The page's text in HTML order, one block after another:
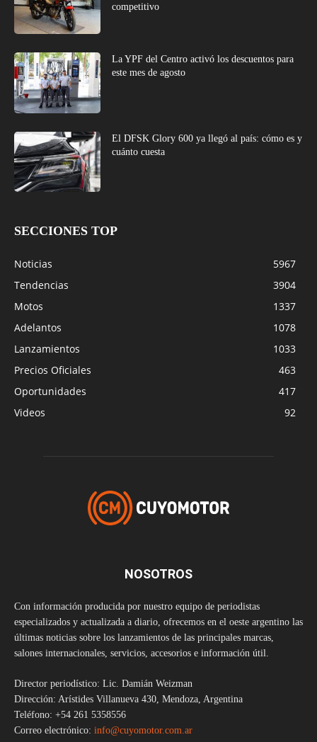
competitivo
La YPF del Centro activó los descuentos para
este mes de agosto
El DFSK Glory 600 ya llegó al país: cómo es y
cuánto cuesta
SECCIONES TOP
Noticias
5967
Tendencias
3904
Motos
1337
Adelantos
1078
Lanzamientos
1033
Precios Oficiales
463
Oportunidades
417
Videos
92
NOSOTROS
Con información producida por nuestro equipo de periodistas
especializados y actualizada a diario, ofrecemos en el oeste argentino las
últimas noticias sobre los lanzamientos de las principales marcas,
salones internacionales, servicios, accesorios e información útil.
Director periodístico: Lic. Damián Weizman
Dirección: Arístides Villanueva 430, Mendoza, Argentina
Teléfono: +54 261 5358556
Correo electrónico: info@cuyomotor.com.ar